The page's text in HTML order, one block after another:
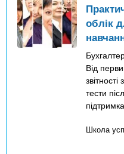
облік
Від
тести
Школа